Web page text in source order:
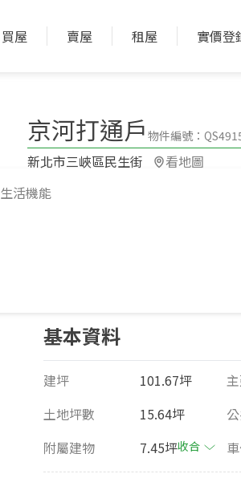
買屋 賣屋 租屋 實價登
生活機能
京河打通戶 物件編號：
新北市三峽區民生街​ 看地圖
基本資料
建坪 101.67坪
土地坪數
15.64坪
附屬建物
7.45坪收合